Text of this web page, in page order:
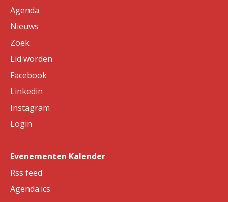
Agenda
Nieuws
Zoek
Lid worden
Facebook
Linkedin
Instagram
Login
Evenementen Kalender
Rss feed
Agenda.ics